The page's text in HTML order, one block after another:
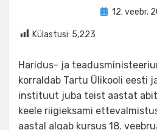
by Ilona
Posted
12. veebr.
Külastusi: 5,223
Haridus- ja
korraldab Tartu Ülikooli eesti
instituut juba teist aastat
keele riigieksami
aastal algab kursus 18.